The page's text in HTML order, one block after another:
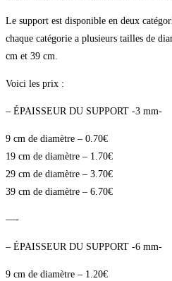
Le support est disponible en deux
chaque catégorie a plusieurs tailles de
cm et 39 cm.
Voici les prix :
– ÉPAISSEUR DU SUPPORT -3 mm-
9 cm de diamètre – 0.70€
19 cm de diamètre – 1.70€
29 cm de diamètre – 3.70€
39 cm de diamètre – 6.70€
—-
– ÉPAISSEUR DU SUPPORT -6 mm-
9 cm de diamètre – 1.20€